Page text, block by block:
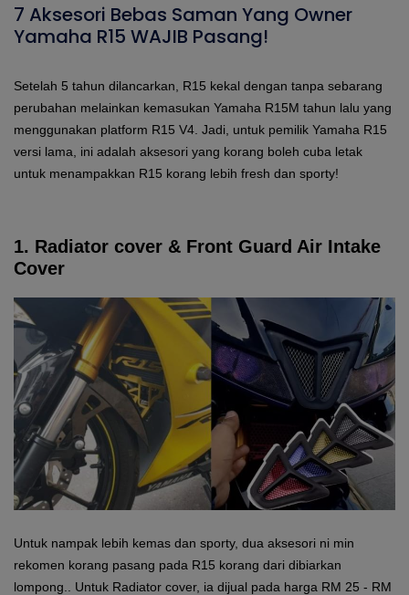
7 Aksesori Bebas Saman Yang Owner
Yamaha R15 WAJIB Pasang!
Setelah 5 tahun dilancarkan, R15 kekal dengan tanpa sebarang
perubahan melainkan kemasukan Yamaha R15M tahun lalu yang
menggunakan platform R15 V4. Jadi, untuk pemilik Yamaha R15
versi lama, ini adalah aksesori yang korang boleh cuba letak
untuk menampakkan R15 korang lebih fresh dan sporty!
1. Radiator cover & Front Guard Air Intake
Cover
Untuk nampak lebih kemas dan sporty, dua aksesori ni min
rekomen korang pasang pada R15 korang dari dibiarkan
lompong.. Untuk Radiator cover, ia dijual pada harga RM 25 - RM